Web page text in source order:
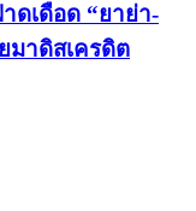
ดเดือด “ยาย่า-
มาดิสเครดิต